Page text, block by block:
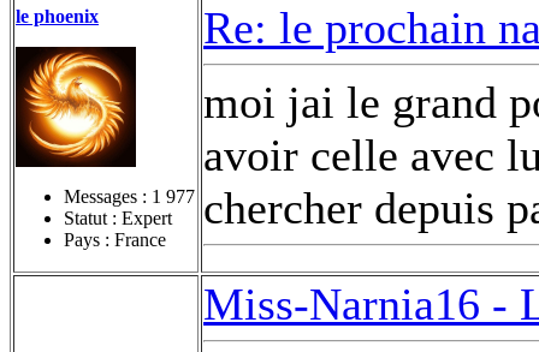
le phoenix
Messages : 1 977
Statut : Expert
Pays : France
Re: le prochain
moi jai le grand
avoir celle avec
chercher depuis
Miss-Narnia16 -